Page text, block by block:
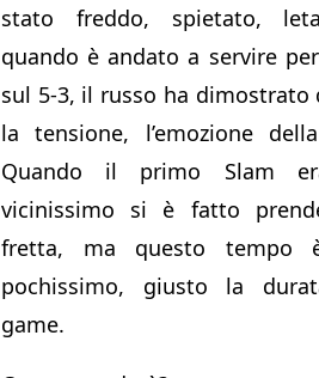
stato freddo, spietato,
quando è andato a servire
sul 5-3, il russo ha dimostrato
la tensione, l’emozione
Quando il primo Slam
vicinissimo si è fatto
fretta, ma questo tempo
pochissimo, giusto la
game.